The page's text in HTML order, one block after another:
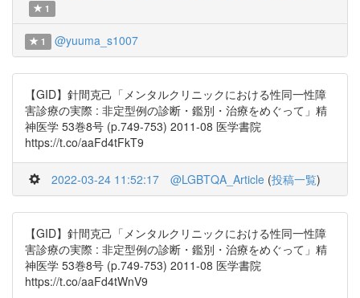
1
1 @yuuma_s1007
【GID】針間克己「メンタルクリニックにおける性同一性障
害診療の実際 : 非定型例の診断・鑑別・治療をめぐって」精
神医学 53巻8号 (p.749-753) 2011-08 医学書院
https://t.co/aaFd4tFkT9
2022-03-24 11:52:17 @LGBTQA_Article (投稿一覧)
【GID】針間克己「メンタルクリニックにおける性同一性障
害診療の実際 : 非定型例の診断・鑑別・治療をめぐって」精
神医学 53巻8号 (p.749-753) 2011-08 医学書院
https://t.co/aaFd4tWnV9